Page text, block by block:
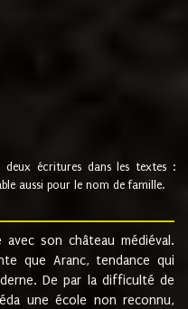
deux écritures dans les textes :
aussi pour le nom de famille.
son château médiéval.
que Aranc, tendance qui
De par la difficulté de
une école non reconnu,